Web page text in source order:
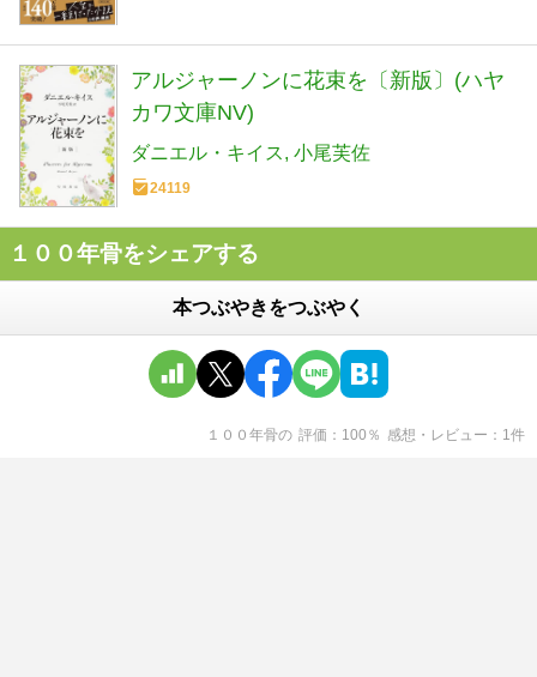
アルジャーノンに花束を〔新版〕(ハヤ
カワ文庫NV)
ダニエル・キイス 小尾芙佐
24119
１００年骨をシェアする
本つぶやきをつぶやく
１００年骨の 評価 100 ％ 感想・レビュー 1件